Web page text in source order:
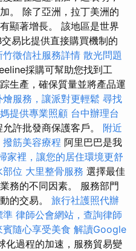
。 除了亞洲，拉丁美洲的
顯著增長。 該地區是世界
易比提供直接購買機制的
竹徵信社服務詳情 散光問題
採購可幫助您找到工
生產，確保質量並將產品運
服務，讓派對更輕鬆 尋找
提供專業照顧 台中辦理台
許批發商保護客戶。 附近
撥筋美容療程 阿里巴巴是我
家裡，讓您的居住環境更舒
部位 大里整骨服務 選擇最佳
務的不同因素。 服務部門
的交易。 旅行社護照代辦
準 律師公會網站，查詢律師
隨心享受美食 解讀Google
化過程的加速，服務貿易變